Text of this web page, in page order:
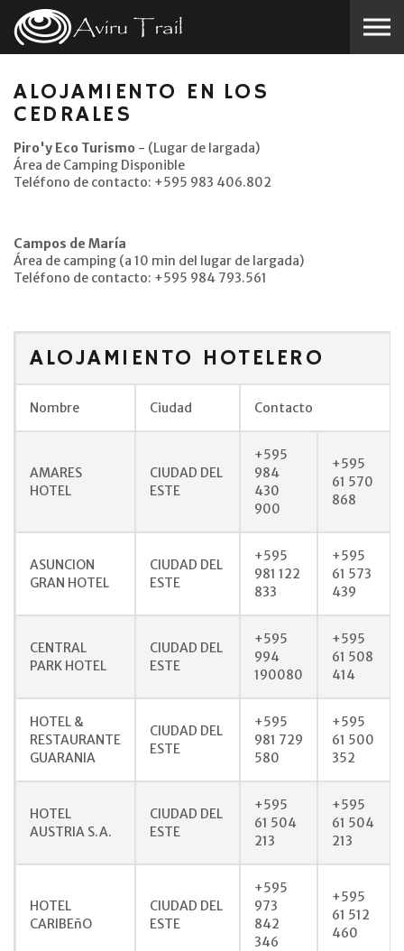
Skip to the content
ALOJAMIENTO EN LOS
CEDRALES
Piro'y Eco Turismo - (Lugar de largada)
Área de Camping Disponible
Teléfono de contacto: +595 983 406.802
Campos de María
Área de camping (a 10 min del lugar de largada)
Teléfono de contacto: +595 984 793.561
ALOJAMIENTO HOTELERO
Nombre Ciudad Contacto
AMARES
HOTEL
CIUDAD DEL
ESTE
+595
984
430
900
+595
61 570
868
ASUNCION
GRAN HOTEL
CIUDAD DEL
ESTE
+595
981 122
833
+595
61 573
439
CENTRAL
PARK HOTEL
CIUDAD DEL
ESTE
+595
994
190080
+595
61 508
414
HOTEL &
RESTAURANTE
GUARANIA
CIUDAD DEL
ESTE
+595
981 729
580
+595
61 500
352
HOTEL
AUSTRIA S.A.
CIUDAD DEL
ESTE
+595
61 504
213
+595
61 504
213
HOTEL
CARIBEñO
CIUDAD DEL
ESTE
+595
973
842
346
+595
61 512
460